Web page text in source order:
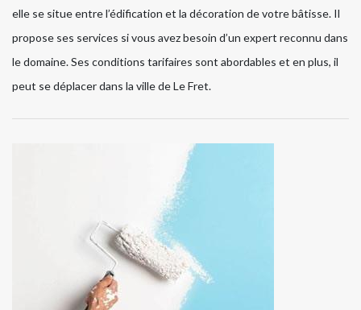
elle se situe entre l’édification et la décoration de votre bâtisse. Il
propose ses services si vous avez besoin d’un expert reconnu dans
le domaine. Ses conditions tarifaires sont abordables et en plus, il
peut se déplacer dans la ville de Le Fret.